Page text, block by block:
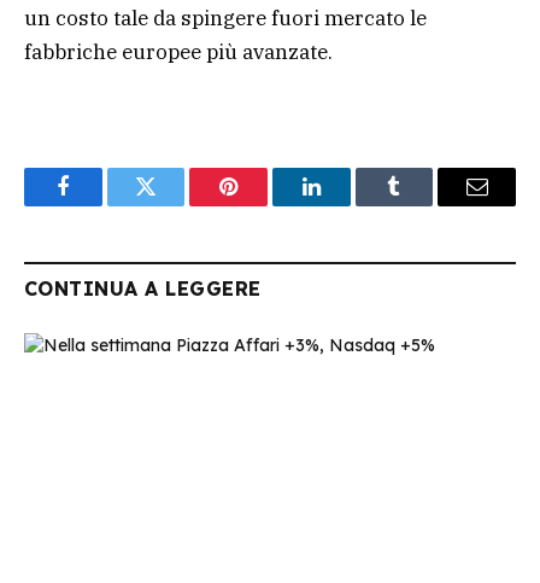
un costo tale da spingere fuori mercato le
fabbriche europee più avanzate.
FacebookTwitter Pinterest LinkedInTumblr Email
CONTINUA A LEGGERE